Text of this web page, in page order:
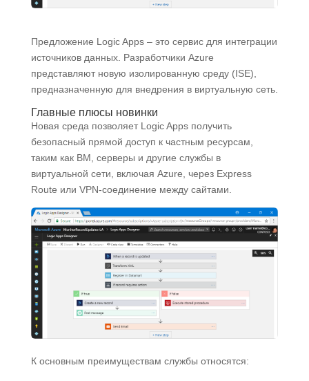
Предложение Logic Apps ‒ это сервис для интеграции
источников данных. Разработчики Azure
представляют новую изолированную среду (ISE),
предназначенную для внедрения в виртуальную сеть.
Главные плюсы новинки
Новая среда позволяет Logic Apps получить
безопасный прямой доступ к частным ресурсам,
таким как ВМ, серверы и другие службы в
виртуальной сети, включая Azure, через Express
Route или VPN-соединение между сайтами.
К основным преимуществам службы относятся: